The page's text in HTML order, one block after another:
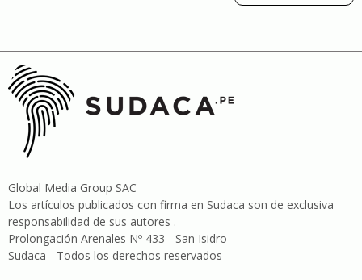
Global Media Group SAC
Los artículos publicados con firma en Sudaca son de exclusiva
responsabilidad de sus autores .
Prolongación Arenales Nº 433 - San Isidro
Sudaca - Todos los derechos reservados